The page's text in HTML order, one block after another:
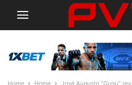
Home Home
José Augusto “Gugu”